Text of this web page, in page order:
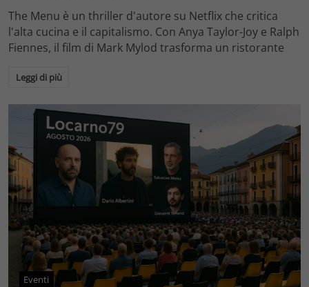
The Menu è un thriller d'autore su Netflix che critica
l'alta cucina e il capitalismo. Con Anya Taylor-Joy e Ralph
Fiennes, il film di Mark Mylod trasforma un ristorante
Leggi di più
Eventi